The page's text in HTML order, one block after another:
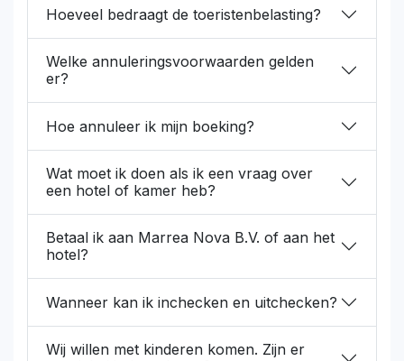
Hoeveel bedraagt de toeristenbelasting?
Welke annuleringsvoorwaarden gelden
er?
Hoe annuleer ik mijn boeking?
Wat moet ik doen als ik een vraag over
een hotel of kamer heb?
Betaal ik aan Marrea Nova B.V. of aan het
hotel?
Wanneer kan ik inchecken en uitchecken?
Wij willen met kinderen komen. Zijn er